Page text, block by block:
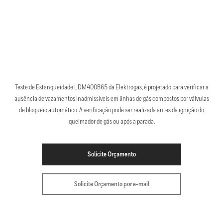
Teste de Estanqueidade LDM400B65 da Elektrogas, é projetado para verificar a
ausência de vazamentos inadmissíveis em linhas de gás compostos por válvulas
de bloqueio automático. A verificação pode ser realizada antes da ignição do
queimador de gás ou após a parada.
Solicite Orçamento
Solicite Orçamento por e-mail